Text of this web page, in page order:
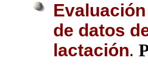
de datos
lactación.